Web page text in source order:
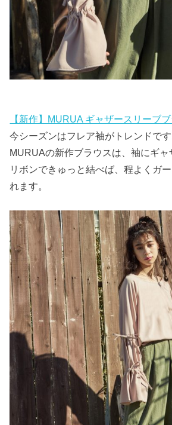
【新作】MURUA ギャザースリーブ
今シーズンはフレア袖がトレンドで
MURUAの新作ブラウスは、袖にギャ
リボンできゅっと結べば、程よくガ
れます。